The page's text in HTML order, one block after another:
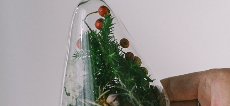
ご注文後一定時間内であればキャンセル可能です。